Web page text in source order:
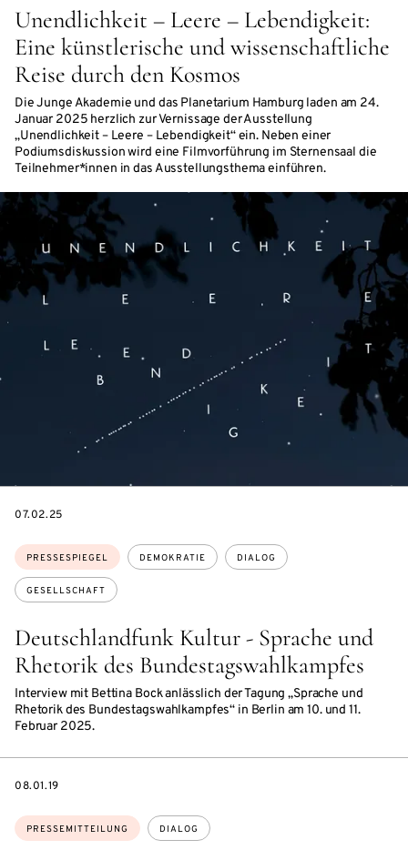
Unendlichkeit – Leere – Lebendigkeit:
Eine künstlerische und wissenschaftliche
Reise durch den Kosmos
Die Junge Akademie und das Planetarium Hamburg laden am 24.
Januar 2025 herzlich zur Vernissage der Ausstellung
„Unendlichkeit – Leere – Lebendigkeit“ ein. Neben einer
Podiumsdiskussion wird eine Filmvorführung im Sternensaal die
Teilnehmer*innen in das Ausstellungsthema einführen.
Deutschlandfunk Kultur - Sprache und
Rhetorik des Bundestagswahlkampfes
Interview mit Bettina Bock anlässlich der Tagung „Sprache und
Rhetorik des Bundestagswahlkampfes“ in Berlin am 10. und 11.
Februar 2025.
Themen:
PRESSESPIEGEL DEMOKRATIE DIALOG
GESELLSCHAFT
DATE
07.02.25
Themen:
PRESSEMITTEILUNG DIALOG
DATE
08.01.19